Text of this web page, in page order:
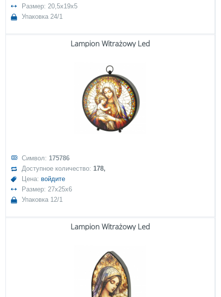
Размер: 20,5x19x5
Упаковка 24/1
Lampion Witrażowy Led
Символ: 175786
Доступное количество:178,
Цена: войдите
Размер: 27x25x6
Упаковка 12/1
Lampion Witrażowy Led